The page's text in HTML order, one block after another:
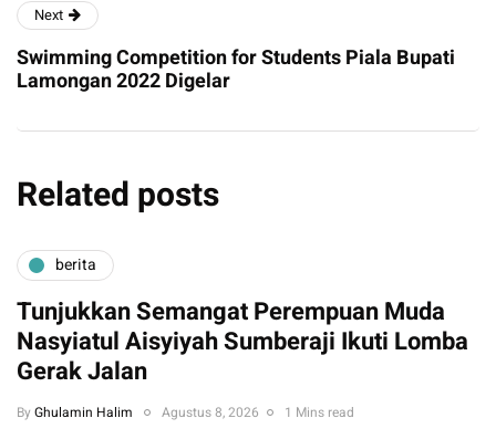
Next
Swimming Competition for Students Piala Bupati
Lamongan 2022 Digelar
Related posts
berita
Tunjukkan Semangat Perempuan Muda
Nasyiatul Aisyiyah Sumberaji Ikuti Lomba
Gerak Jalan
By Ghulamin Halim Agustus 8, 2026 1 Mins read